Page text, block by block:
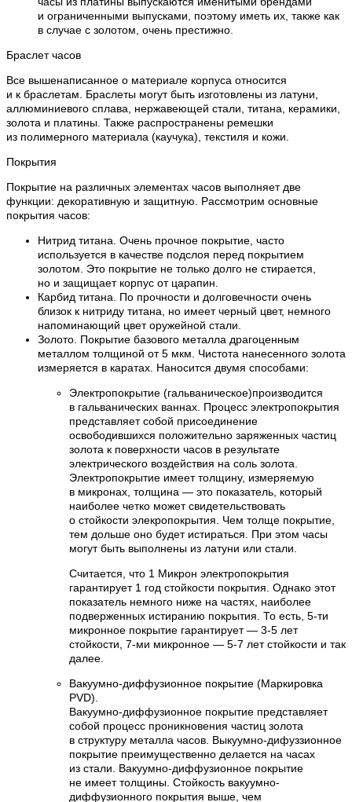
и ограниченными выпусками, поэтому иметь их, также как
в случае с золотом, очень престижно.
Браслет часов
Все вышенаписанное о материале корпуса относится
и к браслетам. Браслеты могут быть изготовлены из латуни,
аллюминиевого сплава, нержавеющей стали, титана, керамики,
золота и платины. Также распространены ремешки
из полимерного материала (каучука), текстиля и кожи.
Покрытия
Покрытие на различных элементах часов выполняет две
функции: декоративную и защитную. Рассмотрим основные
покрытия часов:
Нитрид титана. Очень прочное покрытие, часто
используется в качестве подслоя перед покрытием
золотом. Это покрытие не только долго не стирается,
но и защищает корпус от царапин.
Карбид титана. По прочности и долговечности очень
близок к нитриду титана, но имеет черный цвет, немного
напоминающий цвет оружейной стали.
Золото. Покрытие базового металла драгоценным
металлом толщиной от 5 мкм. Чистота нанесенного золота
измеряется в каратах. Наносится двумя способами:
Электропокрытие (гальваническое)производится
в гальванических ваннах. Процесс электропокрытия
представляет собой присоединение
освободившихся положительно заряженных частиц
золота к поверхности часов в результате
электрического воздействия на соль золота.
Электропокрытие имеет толщину, измеряемую
в микронах, толщина — это показатель, который
наиболее четко может свидетельствовать
о стойкости элекропокрытия. Чем толще покрытие,
тем дольше оно будет истираться. При этом часы
могут быть выполнены из латуни или стали.
Считается, что 1 Микрон электропокрытия
гарантирует 1 год стойкости покрытия. Однако этот
показатель немного ниже на частях, наиболее
подверженных истиранию покрытия. То есть, 5-ти
микронное покрытие гарантирует — 3-5 лет
стойкости, 7-ми микронное — 5-7 лет стойкости и так
далее.
Вакуумно-диффузионное покрытие (Маркировка
PVD).
Вакуумно-диффузионное покрытие представляет
собой процесс проникновения частиц золота
в структуру металла часов. Выкуумно-дифуззионное
покрытие преимущественно делается на часах
из стали. Вакуумно-диффузионное покрытие
не имеет толщины. Стойкость вакуумно-
диффузионного покрытия выше, чем